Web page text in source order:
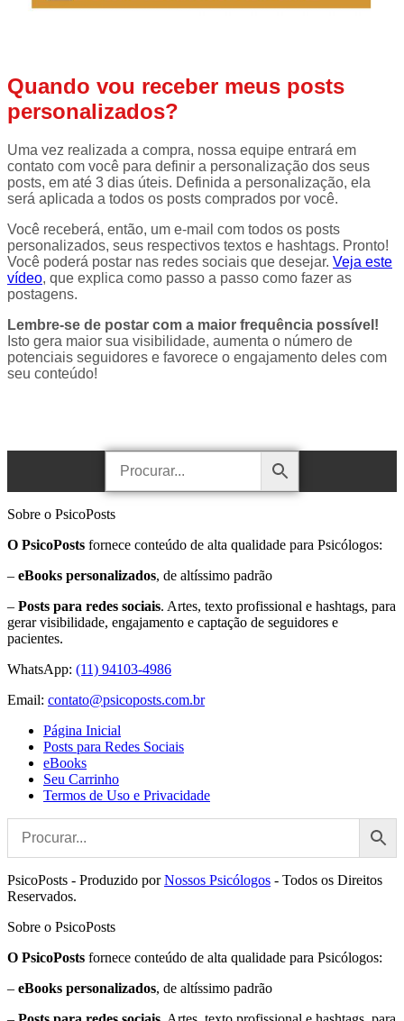
Quando vou receber meus posts
personalizados?
Uma vez realizada a compra, nossa equipe entrará em
contato com você para definir a personalização dos seus
posts, em até 3 dias úteis. Definida a personalização, ela
será aplicada a todos os posts comprados por você.
Você receberá, então, um e-mail com todos os posts
personalizados, seus respectivos textos e hashtags. Pronto!
Você poderá postar nas redes sociais que desejar. Veja este
vídeo, que explica como passo a passo como fazer as
postagens.
Lembre-se de postar com a maior frequência possível!
Isto gera maior sua visibilidade, aumenta o número de
potenciais seguidores e favorece o engajamento deles com
seu conteúdo!
Sobre o PsicoPosts
O PsicoPosts fornece conteúdo de alta qualidade para Psicólogos:
– eBooks personalizados, de altíssimo padrão
– Posts para redes sociais. Artes, texto profissional e hashtags, para
gerar visibilidade, engajamento e captação de seguidores e
pacientes.
WhatsApp: (11) 94103-4986
Email: contato@psicoposts.com.br
Página Inicial
Posts para Redes Sociais
eBooks
Seu Carrinho
Termos de Uso e Privacidade
PsicoPosts - Produzido porNossos Psicólogos - Todos os Direitos
Reservados.
Sobre o PsicoPosts
O PsicoPosts fornece conteúdo de alta qualidade para Psicólogos:
– eBooks personalizados, de altíssimo padrão